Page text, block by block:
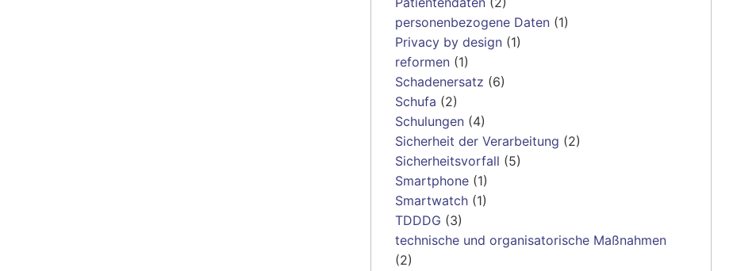
personenbezogene Daten(1)
Privacy by design(1)
reformen(1)
Schadenersatz (6)
Schufa (2)
Schulungen(4)
Sicherheit der Verarbeitung (2)
Sicherheitsvorfall (5)
Smartphone(1)
Smartwatch(1)
TDDDG (3)
technische und organisatorische Maßnahmen
(2)